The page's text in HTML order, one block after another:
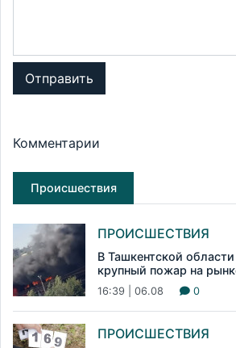
Отправить
Комментарии
Происшествия
ПРОИСШЕСТВИЯ
В Ташкентской
крупный пожар на
16:39 | 06.08 0
ПРОИСШЕСТВИЯ